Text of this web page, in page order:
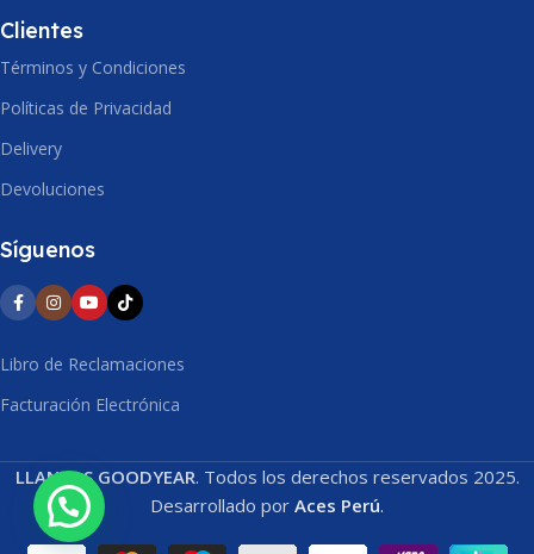
Clientes
Términos y Condiciones
Políticas de Privacidad
Delivery
Devoluciones
Síguenos
Libro de Reclamaciones
Facturación Electrónica
LLANTAS GOODYEAR. Todos los derechos reservados 2025.
Desarrollado por Aces Perú.